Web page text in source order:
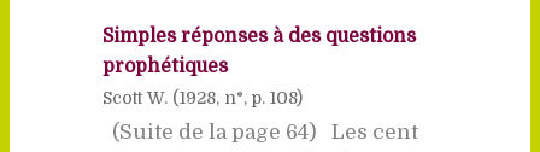
Simples réponses à des questions
prophétiques
Scott W. (1928, n°, p. 108)
(Suite de la page 64) Les cent